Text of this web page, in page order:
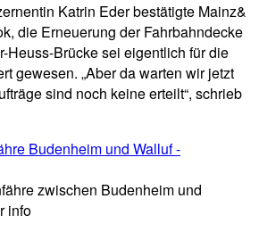
Katrin Eder bestätigte Mainz&
die Erneuerung der Fahrbahndecke
Heuss-Brücke sei eigentlich für die
gewesen. „Aber da warten wir jetzt
sind noch keine erteilt“, schrieb
zwischen Budenheim und
info